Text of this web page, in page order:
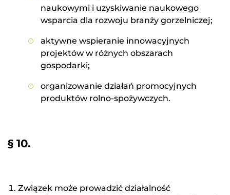
naukowymi i uzyskiwanie naukowego
wsparcia dla rozwoju branży gorzelniczej;
aktywne wspieranie innowacyjnych
projektów w różnych obszarach
gospodarki;
organizowanie działań promocyjnych
produktów rolno-spożywczych.
§ 10.
Związek może prowadzić działalność